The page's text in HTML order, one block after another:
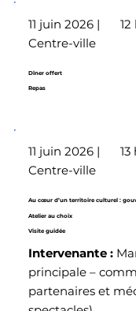
Dîner offert
Repas
12
11 juin 2026 |
Centre-ville
Au cœur d’un territoire culturel :
Atelier au choix
Visite guidée
13
11 juin 2026 |
Centre-ville
Intervenante :
principale –
partenaires et